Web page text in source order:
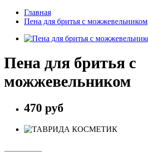
Главная
Пена для бритья с можжевельником
Пена для бритья с
можжевельником
470 руб